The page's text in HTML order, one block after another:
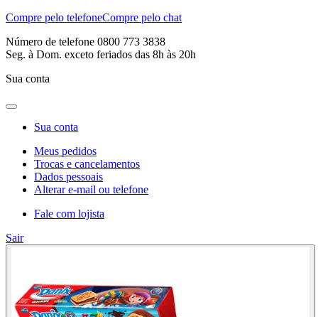
Compre pelo telefoneCompre pelo chat
Número de telefone 0800 773 3838
Seg. à Dom. exceto feriados das 8h às 20h
Sua conta
Sua conta
Meus pedidos
Trocas e cancelamentos
Dados pessoais
Alterar e-mail ou telefone
Fale com lojista
Sair